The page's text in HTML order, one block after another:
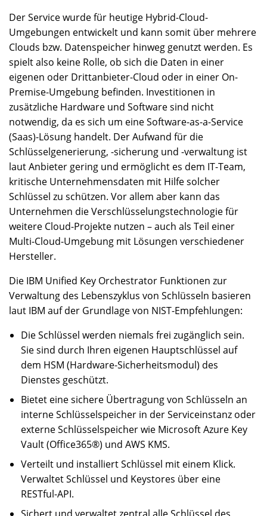
Der Service wurde für heutige Hybrid-Cloud-
Umgebungen entwickelt und kann somit über mehrere
Clouds bzw. Datenspeicher hinweg genutzt werden. Es
spielt also keine Rolle, ob sich die Daten in einer
eigenen oder Drittanbieter-Cloud oder in einer On-
Premise-Umgebung befinden. Investitionen in
zusätzliche Hardware und Software sind nicht
notwendig, da es sich um eine Software-as-a-Service
(Saas)-Lösung handelt. Der Aufwand für die
Schlüsselgenerierung, -sicherung und -verwaltung ist
laut Anbieter gering und ermöglicht es dem IT-Team,
kritische Unternehmensdaten mit Hilfe solcher
Schlüssel zu schützen. Vor allem aber kann das
Unternehmen die Verschlüsselungstechnologie für
weitere Cloud-Projekte nutzen – auch als Teil einer
Multi-Cloud-Umgebung mit Lösungen verschiedener
Hersteller.
Die IBM Unified Key Orchestrator Funktionen zur
Verwaltung des Lebenszyklus von Schlüsseln basieren
laut IBM auf der Grundlage von NIST-Empfehlungen:
Die Schlüssel werden niemals frei zugänglich sein.
Sie sind durch Ihren eigenen Hauptschlüssel auf
dem HSM (Hardware-Sicherheitsmodul) des
Dienstes geschützt.
Bietet eine sichere Übertragung von Schlüsseln an
interne Schlüsselspeicher in der Serviceinstanz oder
externe Schlüsselspeicher wie Microsoft Azure Key
Vault (Office365®) und AWS KMS.
Verteilt und installiert Schlüssel mit einem Klick.
Verwaltet Schlüssel und Keystores über eine
RESTful-API.